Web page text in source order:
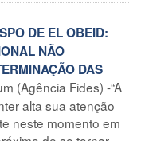
DE EL OBEID:
NÃO
DAS
(Agência Fides) -“A
alta sua atenção
neste momento em